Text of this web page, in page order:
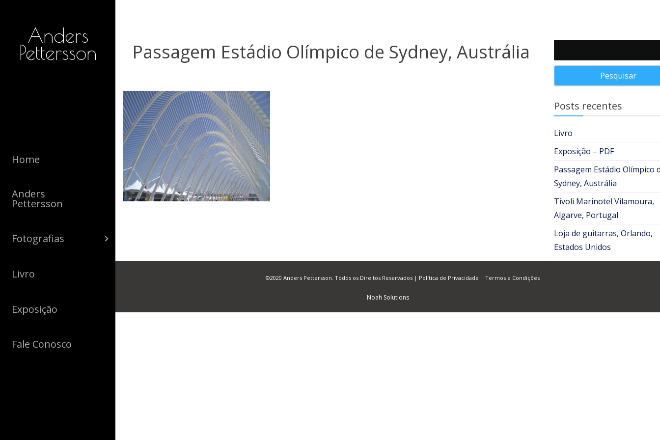
Anders
Pettersson
Home
Anders
Pettersson
Fotografias
Livro
Exposição
Fale Conosco
Passagem Estádio Olímpico de Sydney, Austrália
Posts recentes
Livro
Exposição – PDF
Passagem Estádio Olímpico
Sydney, Austrália
Tivoli Marinotel Vilamoura,
Algarve, Portugal
Loja de guitarras, Orlando,
Estados Unidos
©2020 Anders Pettersson. Todos os Direitos Reservados | Política de Privacidade | Termos e Condições
Noah Solutions